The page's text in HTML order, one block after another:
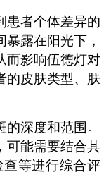
患者个体差异的
露在阳光下，
而影响伍德灯对
的皮肤类型、肤
深度和范围。
可能需要结合其
等进行综合评